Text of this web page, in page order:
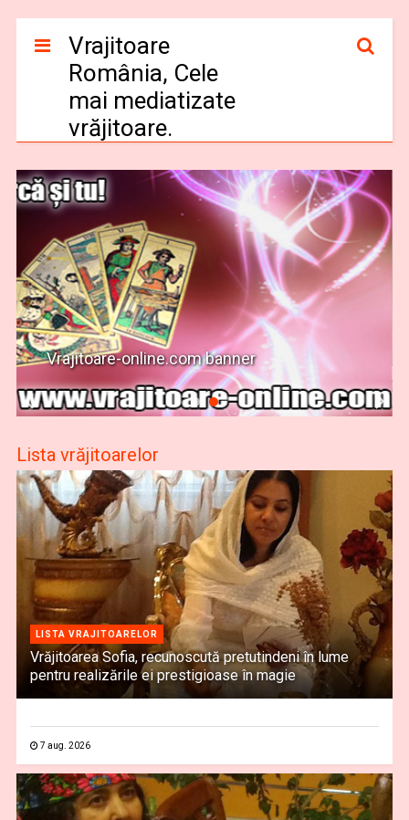
Vrajitoare
România, Cele
mai mediatizate
vrăjitoare.
Vrajitoare-online.com banner
Lista vrăjitoarelor
LISTA VRAJITOARELOR
Vrăjitoarea Sofia, recunoscută pretutindeni în lume
pentru realizările ei prestigioase în magie
7 aug. 2026